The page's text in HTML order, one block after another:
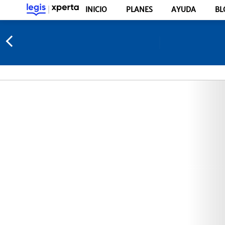
INICIO PLANES AYUDA